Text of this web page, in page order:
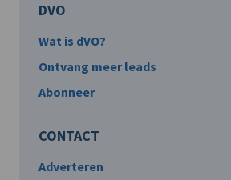
DVO
Wat is dVO?
Ontvang meer leads
Abonneer
CONTACT
Adverteren